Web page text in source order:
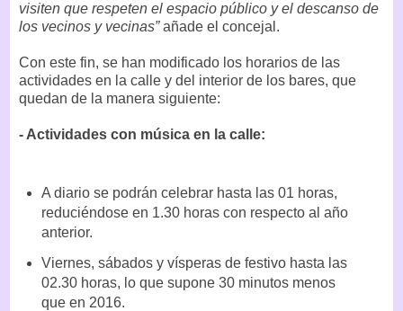
visiten que respeten el espacio público y el descanso de
los vecinos y vecinas”añade el concejal.
Con este fin, se han modificado los horarios de las
actividades en la calle y del interior de los bares, que
quedan de la manera siguiente:
- Actividades con música en la calle:
A diario se podrán celebrar hasta las 01 horas,
reduciéndose en 1.30 horas con respecto al año
anterior.
Viernes, sábados y vísperas de festivo hasta las
02.30 horas, lo que supone 30 minutos menos
que en 2016.